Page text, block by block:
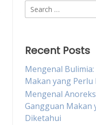
Search
for:
Recent Posts
Mengenal
Makan yang Perlu
Mengenal
Gangguan Makan
Diketahui